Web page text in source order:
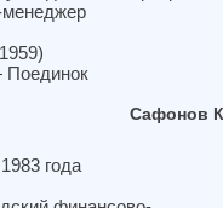
менеджер
Поединок
Сафонов
года